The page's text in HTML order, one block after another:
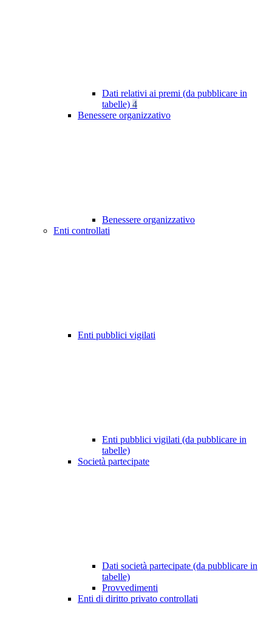
Dati relativi ai premi (da pubblicare in
tabelle) 4
Benessere organizzativo
Benessere organizzativo
Enti controllati
Enti pubblici vigilati
Enti pubblici vigilati (da pubblicare in
tabelle)
Società partecipate
Dati società partecipate (da pubblicare in
tabelle)
Provvedimenti
Enti di diritto privato controllati